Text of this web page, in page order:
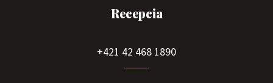
Recepcia
+421 42 468 1890